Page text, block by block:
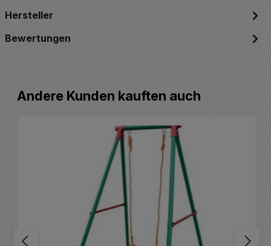
Hersteller
Bewertungen
Produktgalerie überspringen
Andere Kunden kauften auch